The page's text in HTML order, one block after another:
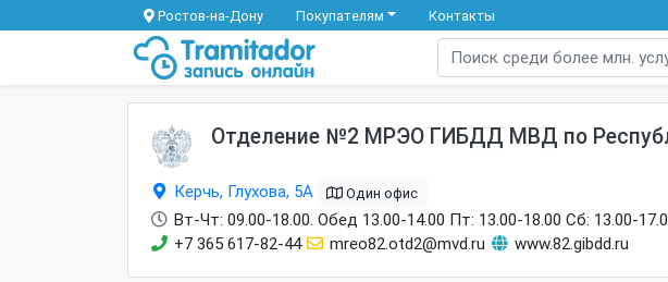
Ростов-на-Дону Покупателям Контакты
Отделение №2 МРЭО ГИБДД МВД по
Керчь, Глухова, 5А Один офис
Вт-Чт: 09.00-18.00. Обед 13.00-14.00 Пт: 13.00-18.00 Сб: 13.00-
+7 365 617-82-44
mreo82.otd2@mvd.ru www.82.gibdd.ru